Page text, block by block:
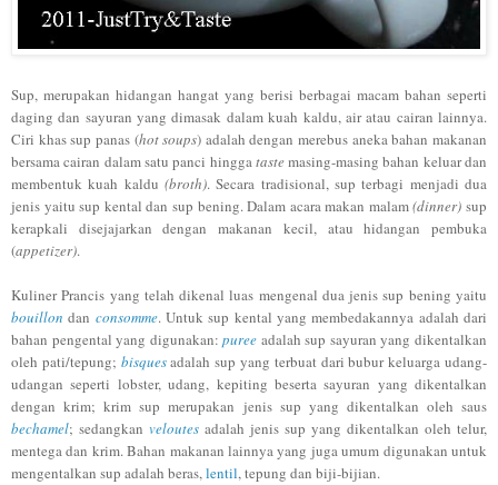
Sup, merupakan hidangan hangat yang berisi berbagai macam bahan seperti
daging dan sayuran yang dimasak dalam kuah kaldu, air atau cairan lainnya.
Ciri khas sup panas (hot soups) adalah dengan merebus aneka bahan makanan
bersama cairan dalam satu panci hinggatastemasing-masing bahan keluar dan
membentuk kuah kaldu (broth). Secara tradisional, sup terbagi menjadi dua
jenis yaitu sup kental dan sup bening. Dalam acara makan malam(dinner) sup
kerapkali disejajarkan dengan makanan kecil, atau hidangan pembuka
(appetizer).
Kuliner Prancis yang telah dikenal luas mengenal dua jenis sup bening yaitu
bouillon dan consomme. Untuk sup kental yang membedakannya adalah dari
bahan pengental yang digunakan:puree adalah sup sayuran yang dikentalkan
oleh pati/tepung; bisquesadalah sup yang terbuat dari bubur keluarga udang-
udangan seperti lobster, udang, kepiting beserta sayuran yang dikentalkan
dengan krim; krim sup merupakan jenis sup yang dikentalkan oleh saus
bechamel; sedangkan veloutes adalah jenis sup yang dikentalkan oleh telur,
mentega dan krim. Bahan makanan lainnya yang juga umum digunakan untuk
mengentalkan sup adalah beras,lentil, tepung dan biji-bijian.